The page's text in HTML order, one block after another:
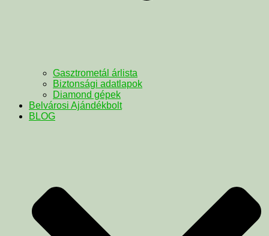
Gasztrometál árlista
Biztonsági adatlapok
Diamond gépek
Belvárosi Ajándékbolt
BLOG